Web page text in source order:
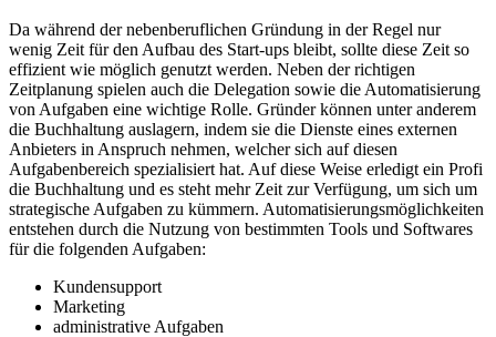
Da während der nebenberuflichen Gründung in der Regel nur
wenig Zeit für den Aufbau des Start-ups bleibt, sollte diese Zeit so
effizient wie möglich genutzt werden. Neben der richtigen
Zeitplanung spielen auch die Delegation sowie die Automatisierung
von Aufgaben eine wichtige Rolle. Gründer können unter anderem
die Buchhaltung auslagern, indem sie die Dienste eines externen
Anbieters in Anspruch nehmen, welcher sich auf diesen
Aufgabenbereich spezialisiert hat. Auf diese Weise erledigt ein Profi
die Buchhaltung und es steht mehr Zeit zur Verfügung, um sich um
strategische Aufgaben zu kümmern. Automatisierungsmöglichkeiten
entstehen durch die Nutzung von bestimmten Tools und Softwares
für die folgenden Aufgaben:
Kundensupport
Marketing
administrative Aufgaben